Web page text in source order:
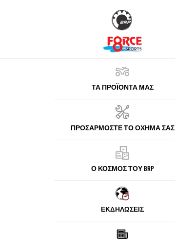
ΤΑ ΠΡΟΪΌΝΤΑ ΜΑΣ
ΠΡΟΣΑΡΜΌΣΤΕ ΤΟ ΌΧΗΜΆ ΣΑΣ
Ο ΚΌΣΜΟΣ ΤΟΥ BRP
ΕΚΔΗΛΏΣΕΙΣ